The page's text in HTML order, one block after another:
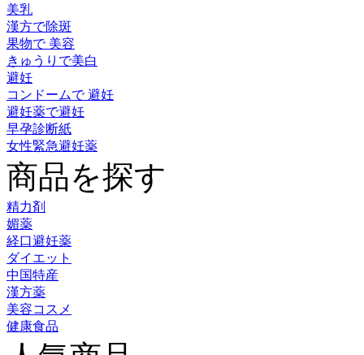
美乳
漢方で除斑
果物で 美容
きゅうりで美白
避妊
コンドームで 避妊
避妊薬で避妊
早孕診断紙
女性緊急避妊薬
商品を探す
精力剤
媚薬
経口避妊薬
ダイエット
中国特産
漢方薬
美容コスメ
健康食品